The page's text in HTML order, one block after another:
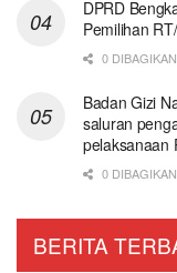
DPRD
Pemilihan
0 DIBAGIKAN
Badan Gizi
saluran
pelaksanaan
0 DIBAGIKAN
BERITA